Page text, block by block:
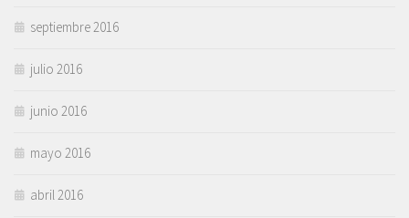
septiembre 2016
julio 2016
junio 2016
mayo 2016
abril 2016